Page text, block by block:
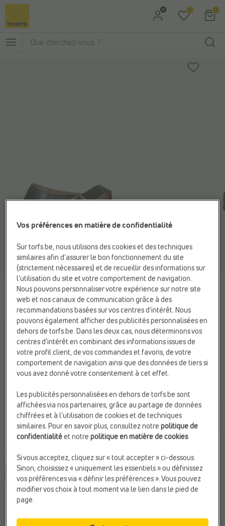
Aller au menu principal
0 0
BIRKENSTOCK
Ballerines noir
130,00 €
Couleur
Sand
Taille Dernier article
41
Conseil de la pointure générale
Vos préférences en matière de confidentialité
Sur torfs.be, nous utilisons des cookies et des techniques
similaires afin d’assurer le bon fonctionnement du site
(strictement nécessaires) et de recueillir des informations sur
l’utilisation du site et votre comportement de navigation.
Nous pouvons personnaliser votre expérience sur notre site
web et nos canaux de communication grâce à des
recommandations basées sur vos centres d’intérêt. Nous
pouvons également afficher des publicités personnalisées en
dehors de torfs.be. Dans les deux cas, nous déterminons vos
centres d’intérêt en combinant des informations issues de
votre profil client, de vos commandes et favoris, de votre
comportement de navigation ainsi que des données de tiers si
vous avez donné votre consentement à cet effet.
Les publicités personnalisées en dehors de torfs.be sont
affichées via nos partenaires, grâce au partage de données
chiffrées et à l’utilisation de cookies et de techniques
similaires. Pour en savoir plus, consultez notrepolitique de
confidentialité et notrepolitique en matière de cookies.
Si vous acceptez, cliquez sur « tout accepter » ci-dessous.
Sinon, choisissez « uniquement les essentiels » ou définissez
vos préférences via « définir les préférences ». Vous pouvez
modifier vos choix à tout moment via le lien dans le pied de
page.